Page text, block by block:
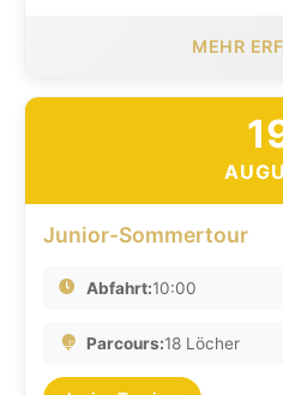
MEHR
Junior-Sommertour
Abfahrt:10:00
Parcours:18 Löcher